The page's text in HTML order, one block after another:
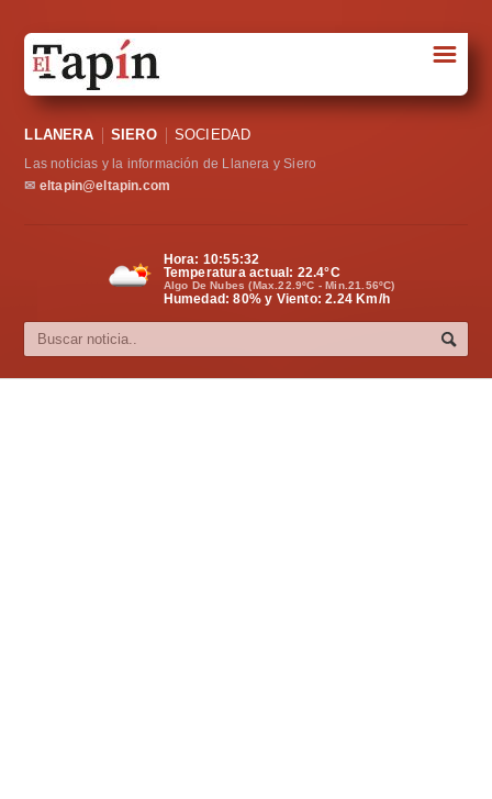
Sociedad
Política
Cultura
☰
LLANERA SIERO SOCIEDAD
Las noticias y la información de Llanera y Siero
✉ eltapin@eltapin.com
Hora: 10:55:33
Temperatura actual: 22.4°C
Algo De Nubes (Max.22.9ºC - Min.21.56ºC)
Humedad: 80% y Viento: 2.24 Km/h